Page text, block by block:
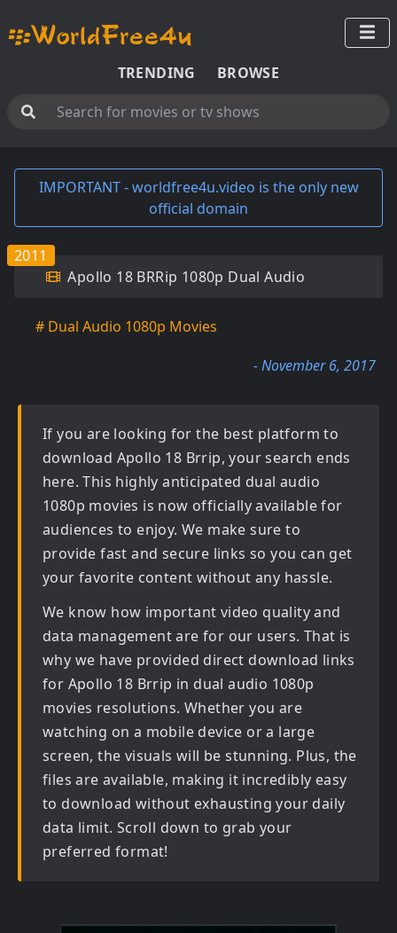
TRENDING BROWSE
IMPORTANT - worldfree4u.video is the only new
official domain
Apollo 18 BRRip 1080p Dual Audio
2011
# Dual Audio 1080p Movies
- November 6, 2017
If you are looking for the best platform to
download Apollo 18 Brrip, your search ends
here. This highly anticipated dual audio
1080p movies is now officially available for
audiences to enjoy. We make sure to
provide fast and secure links so you can get
your favorite content without any hassle.
We know how important video quality and
data management are for our users. That is
why we have provided direct download links
for Apollo 18 Brrip in dual audio 1080p
movies resolutions. Whether you are
watching on a mobile device or a large
screen, the visuals will be stunning. Plus, the
files are available, making it incredibly easy
to download without exhausting your daily
data limit. Scroll down to grab your
preferred format!